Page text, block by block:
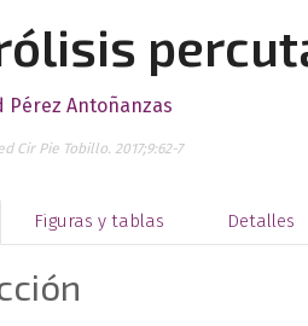
Pérez Antoñanzas
Cir Pie Tobillo. 2017;9:62-7
Figuras y tablas Detalles